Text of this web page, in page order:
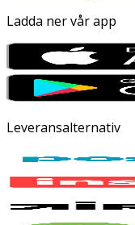
Ladda ner vår app
Leveransalternativ